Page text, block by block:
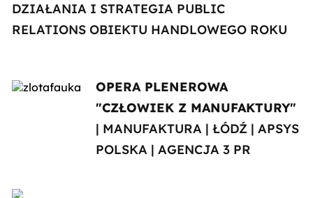
DZIAŁANIA I STRATEGIA PUBLIC
RELATIONS OBIEKTU HANDLOWEGO ROKU
OPERA PLENEROWA
"CZŁOWIEK Z MANUFAKTURY"
| MANUFAKTURA | ŁÓDŹ | APSYS
POLSKA | AGENCJA 3 PR